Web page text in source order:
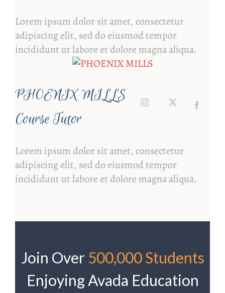
Lorem ipsum dolor sit amet, consectetur
adipiscing elit, sed do eiusmod tempor
incididunt ut labore et dolore magna aliqua.
PHOENIX MILLS
Course Tutor
Lorem ipsum dolor sit amet, consectetur
adipiscing elit, sed do eiusmod tempor
incididunt ut labore et dolore magna aliqua.
Join Over 500,000 Students
Enjoying Avada Education